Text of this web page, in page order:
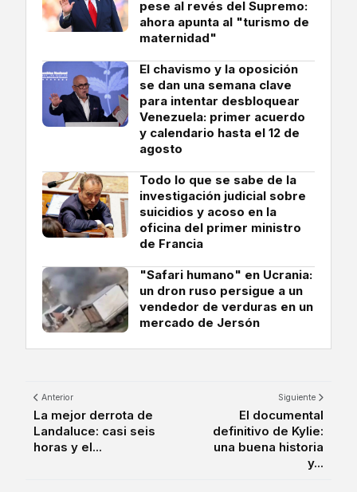
pese al revés del Supremo:
ahora apunta al "turismo de
maternidad"
El chavismo y la oposición
se dan una semana clave
para intentar desbloquear
Venezuela: primer acuerdo
y calendario hasta el 12 de
agosto
Todo lo que se sabe de la
investigación judicial sobre
suicidios y acoso en la
oficina del primer ministro
de Francia
"Safari humano" en Ucrania:
un dron ruso persigue a un
vendedor de verduras en un
mercado de Jersón
Anterior
La mejor derrota de
Landaluce: casi seis
horas y el...
Siguiente
El documental
definitivo de Kylie:
una buena historia
y...